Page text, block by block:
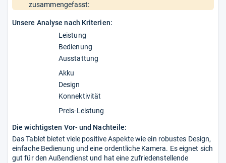
zusammengefasst:
Unsere Analyse nach Kriterien:
Leistung
Bedienung
Ausstattung
Akku
Design
Konnektivität
Preis-Leistung
Die wichtigsten Vor- und Nachteile:
Das Tablet bietet viele positive Aspekte wie ein robustes Design,
einfache Bedienung und eine ordentliche Kamera. Es eignet sich
gut für den Außendienst und hat eine zufriedenstellende